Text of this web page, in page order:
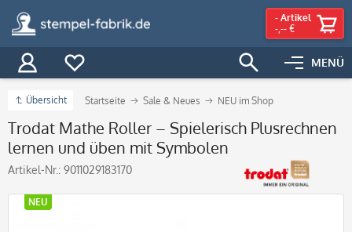
MENÜ
- Artikel
-,-- €
Übersicht Startseite Sale & Neues NEU im Shop
Trodat Mathe Roller – Spielerisch Plusrechnen
lernen und üben mit Symbolen
Artikel-Nr.: 9011029183170
NEU